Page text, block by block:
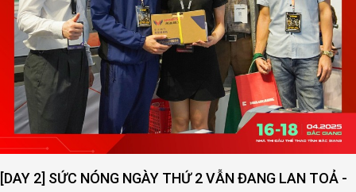
[DAY 2] SỨC NÓNG NGÀY THỨ 2 VẪN ĐANG LAN TOẢ -